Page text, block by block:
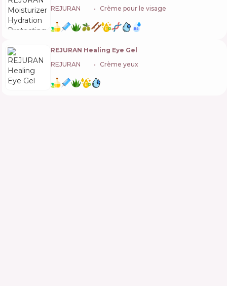
REJURAN
Crème pour le visage
REJURAN Healing Eye Gel
REJURAN
Crème yeux